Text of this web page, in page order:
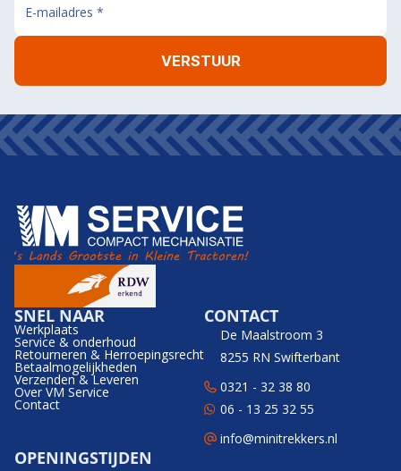
SNEL NAAR
Werkplaats
Service & onderhoud
Retourneren & Herroepingsrecht
Betaalmogelijkheden
Verzenden & Leveren
Over VM Service
Contact
CONTACT
De Maalstroom 3
8255 RN Swifterbant
0321 - 32 38 80
06 - 13 25 32 55
info@minitrekkers.nl
OPENINGSTIJDEN